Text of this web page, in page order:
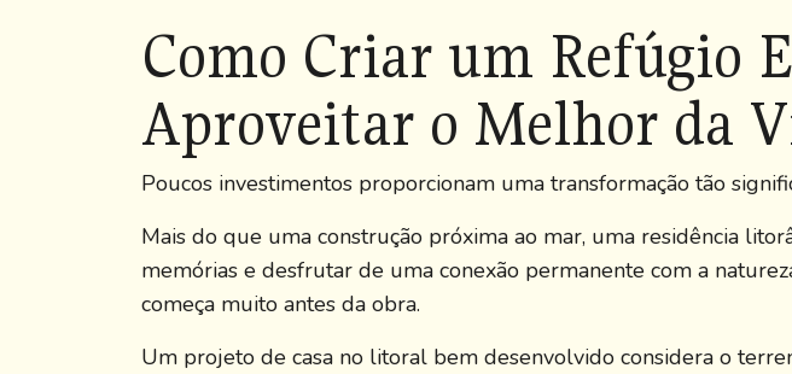
Como Criar um Refúgio
Aproveitar o Melhor da
Poucos investimentos proporcionam uma transformação tão
Mais do que uma construção próxima ao mar, uma residência
memórias e desfrutar de uma conexão permanente com a
começa muito antes da obra.
Um projeto de casa no litoral bem desenvolvido considera o